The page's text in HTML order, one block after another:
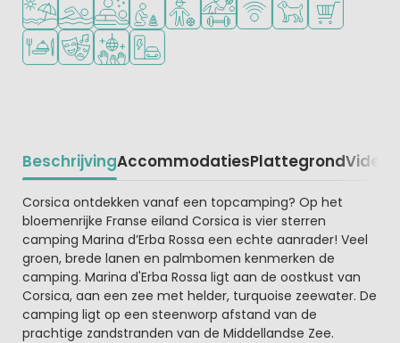
Restaurant of pizzeria
Animatieprogramma
DiscotheekLaadpaal elektrische auto
BeschrijvingAccommodatiesPlattegrondVideo
Beschrijving
Corsica ontdekken vanaf een topcamping? Op het
bloemenrijke Franse eiland Corsica is vier sterren
camping Marina d’Erba Rossa een echte aanrader! Veel
groen, brede lanen en palmbomen kenmerken de
camping. Marina d'Erba Rossa ligt aan de oostkust van
Corsica, aan een zee met helder, turquoise zeewater. De
camping ligt op een steenworp afstand van de
prachtige zandstranden van de Middellandse Zee.